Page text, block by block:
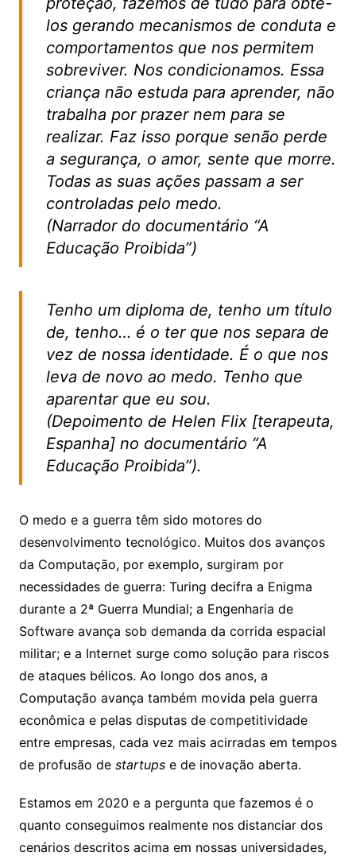
los gerando mecanismos de conduta e
comportamentos que nos permitem
sobreviver. Nos condicionamos. Essa
criança não estuda para aprender, não
trabalha por prazer nem para se
realizar. Faz isso porque senão perde
a segurança, o amor, sente que morre.
Todas as suas ações passam a ser
controladas pelo medo.
(Narrador do documentário “A
Educação Proibida”)
Tenho um diploma de, tenho um título
de, tenho… é o ter que nos separa de
vez de nossa identidade. É o que nos
leva de novo ao medo. Tenho que
aparentar que eu sou.
(Depoimento de Helen Flix [terapeuta,
Espanha] no documentário “A
Educação Proibida”).
O medo e a guerra têm sido motores do
desenvolvimento tecnológico. Muitos dos avanços
da Computação, por exemplo, surgiram por
necessidades de guerra: Turing decifra a Enigma
durante a 2ª Guerra Mundial; a Engenharia de
Software avança sob demanda da corrida espacial
militar; e a Internet surge como solução para riscos
de ataques bélicos. Ao longo dos anos, a
Computação avança também movida pela guerra
econômica e pelas disputas de competitividade
entre empresas, cada vez mais acirradas em tempos
de profusão de startups e de inovação aberta.
Estamos em 2020 e a pergunta que fazemos é o
quanto conseguimos realmente nos distanciar dos
cenários descritos acima em nossas universidades,